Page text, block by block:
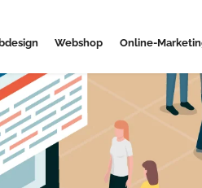
Webshop Online-